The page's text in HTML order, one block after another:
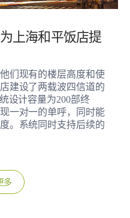
上海和平饭店提
们现有的楼层高度和使
建设了两载波四信道的
设计容量为200部终
一对一的单呼，同时能
。系统同时支持后续的
多